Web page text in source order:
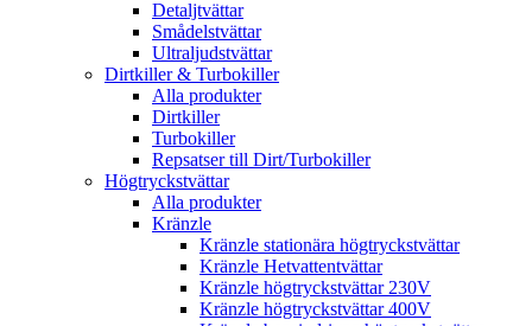
Detaljtvättar
Smådelstvättar
Ultraljudstvättar
Dirtkiller & Turbokiller
Alla produkter
Dirtkiller
Turbokiller
Repsatser till Dirt/Turbokiller
Högtryckstvättar
Alla produkter
Kränzle
Kränzle stationära högtryckstvättar
Kränzle Hetvattentvättar
Kränzle högtryckstvättar 230V
Kränzle högtryckstvättar 400V